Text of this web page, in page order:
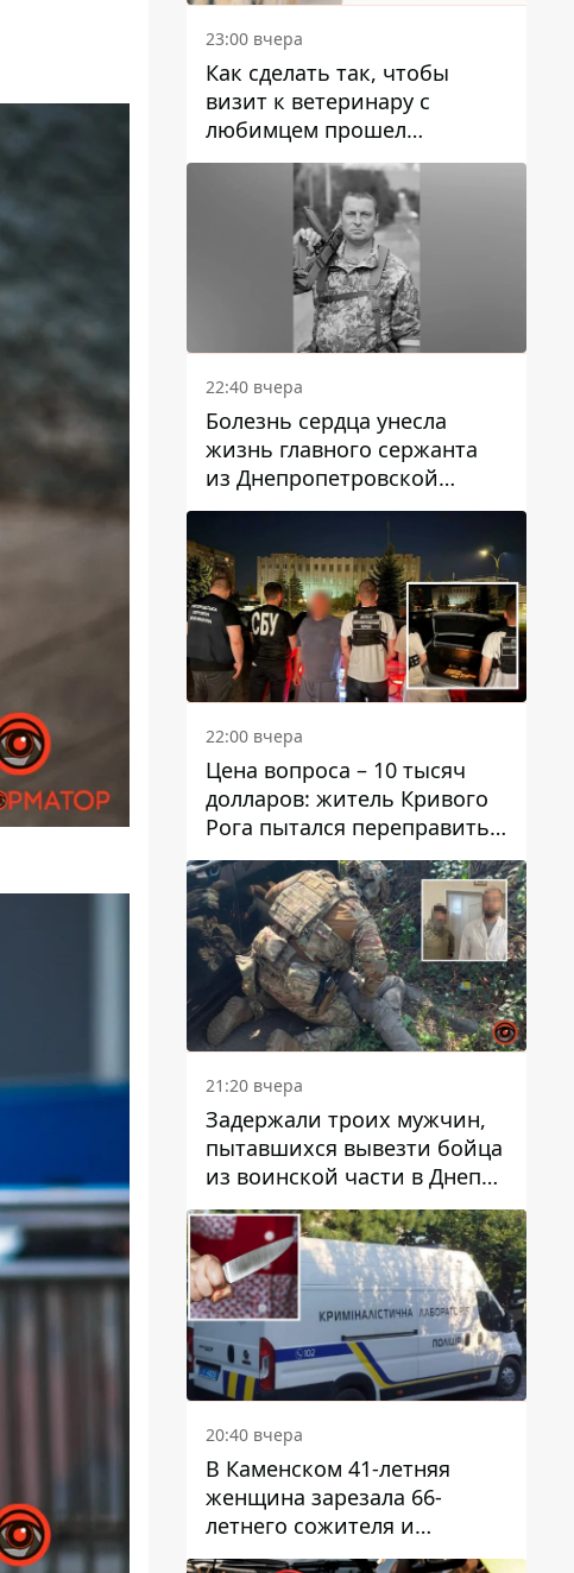
23:00 вчера
Как сделать так, чтобы
визит к ветеринару с
любимцем прошел
спокойно: простые советы
22:40 вчера
Болезнь сердца унесла
жизнь главного сержанта
из Днепропетровской
области Юрия Свистуна
22:00 вчера
Цена вопроса – 10 тысяч
долларов: житель Кривого
Рога пытался переправить
мужчину в Словакию
21:20 вчера
Задержали троих мужчин,
пытавшихся вывезти бойца
из воинской части в Днепр
за 7 тысяч долларов: среди
них был врач
20:40 вчера
В Каменском 41-летняя
женщина зарезала 66-
летнего сожителя и
пыталась обмануть